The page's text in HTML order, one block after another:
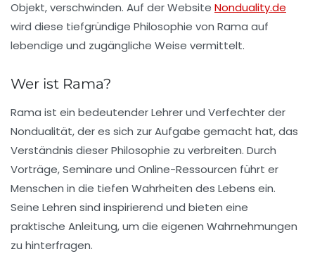
Objekt, verschwinden. Auf der Website Nonduality.de
wird diese tiefgründige Philosophie von Rama auf
lebendige und zugängliche Weise vermittelt.
Wer ist Rama?
Rama ist ein bedeutender Lehrer und Verfechter der
Nondualität, der es sich zur Aufgabe gemacht hat, das
Verständnis dieser Philosophie zu verbreiten. Durch
Vorträge, Seminare und Online-Ressourcen führt er
Menschen in die tiefen Wahrheiten des Lebens ein.
Seine Lehren sind inspirierend und bieten eine
praktische Anleitung, um die eigenen Wahrnehmungen
zu hinterfragen.